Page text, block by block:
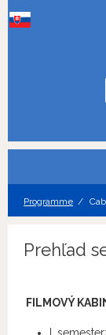
Programme
Prehľad
FILMOVÝ